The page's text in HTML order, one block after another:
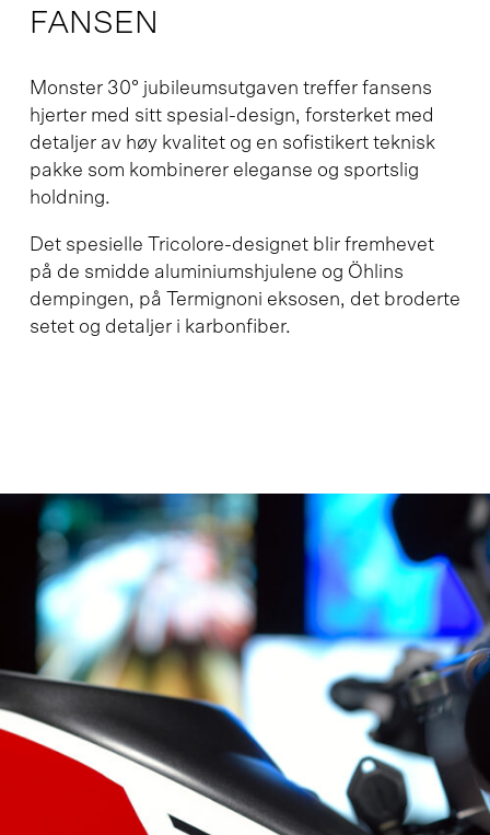
FANSEN
Monster 30° jubileumsutgaven treffer fansens
hjerter med sitt spesial-design, forsterket med
detaljer av høy kvalitet og en sofistikert teknisk
pakke som kombinerer eleganse og sportslig
holdning.
Det spesielle Tricolore-designet blir fremhevet
på de smidde aluminiumshjulene og Öhlins
dempingen, på Termignoni eksosen, det broderte
setet og detaljer i karbonfiber.